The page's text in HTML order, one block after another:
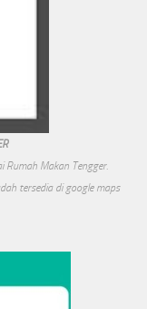
Rumah Makan Tengger.
tersedia di google maps